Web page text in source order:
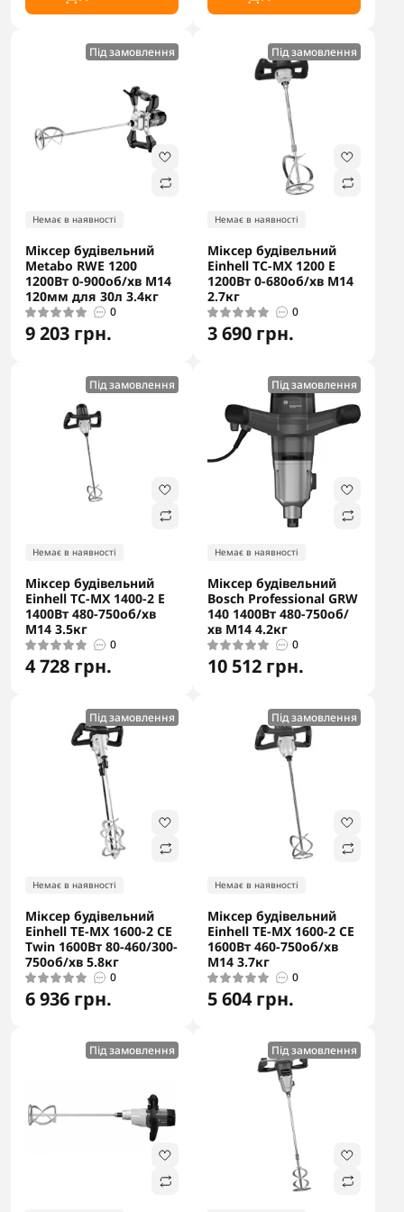
Під замовлення
Немає в наявності
Міксер будівельний
Metabo RWE 1200
1200Вт 0-900об/хв М14
120мм для 30л 3.4кг
0
9 203 грн.
Під замовлення
Немає в наявності
Міксер будівельний
Einhell TC-MX 1200 E
1200Вт 0-680об/хв М14
2.7кг
0
3 690 грн.
Під замовлення
Немає в наявності
Міксер будівельний
Einhell TC-MX 1400-2 E
1400Вт 480-750об/хв
М14 3.5кг
0
4 728 грн.
Під замовлення
Немає в наявності
Міксер будівельний
Bosch Professional GRW
140 1400Вт 480-750об/
хв М14 4.2кг
0
10 512 грн.
Під замовлення
Немає в наявності
Міксер будівельний
Einhell TE-MX 1600-2 CE
Twin 1600Вт 80-460/300-
750об/хв 5.8кг
0
6 936 грн.
Під замовлення
Немає в наявності
Міксер будівельний
Einhell TE-MX 1600-2 CE
1600Вт 460-750об/хв
М14 3.7кг
0
5 604 грн.
Під замовлення Під замовлення